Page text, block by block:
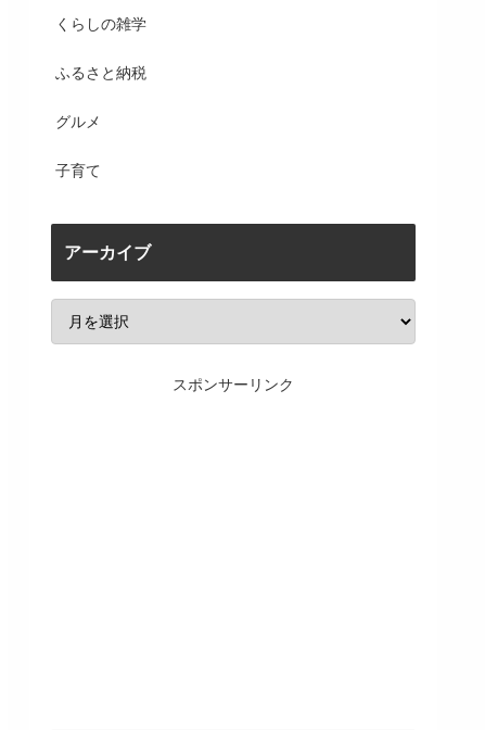
くらしの雑学
ふるさと納税
グルメ
子育て
アーカイブ
スポンサーリンク